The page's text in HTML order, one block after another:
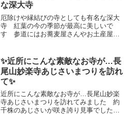
な深大寺
厄除けや縁結びの寺としても有名な深大
寺 紅葉の今の季節が最高に美しいで
す 参道にはお蕎麦屋さんやお土産屋さ
✨近所にこんな素敵なお寺が…長
尾山妙楽寺あじさいまつりを訪れ
て✨
近所にこんな素敵なお寺が…長尾山妙楽
寺あじさいまつりを訪れてみました 約
千株のあじさいが咲き誇り見事でした✨